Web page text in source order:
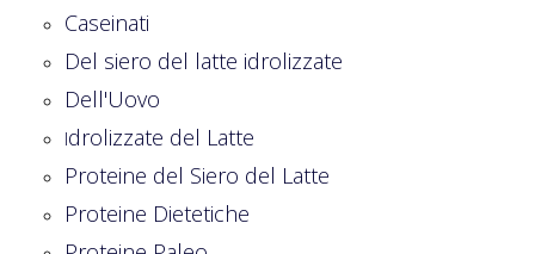
Caseinati
Del siero del latte idrolizzate
Dell'Uovo
Idrolizzate del Latte
Proteine del Siero del Latte
Proteine Dietetiche